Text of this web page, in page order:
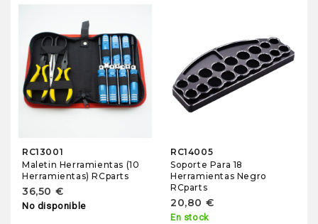
RC13001
Maletin Herramientas (10
Herramientas) RCparts
36,50 €
No disponible
RC14005
Soporte Para 18
Herramientas Negro
RCparts
20,80 €
En stock